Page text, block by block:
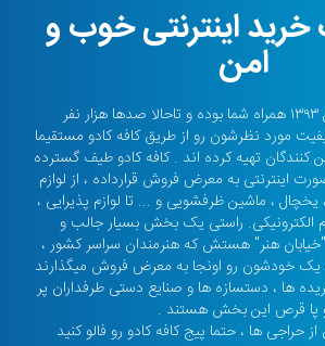
اینترنتی خوب و
امن
کافه کادو ، از سال ۱۳۹۳ همراه شما بوده و تاحالا صدها هزار نفر
مورد نظرشون رو از طریق کافه کادو مستقیما
کنندگان تهیه کرده اند . کافه کادو طیف گسترده
اینترنتی به معرض فروش قرارداده ، از لوازم
یخچال ، ماشین ظرفشویی و ... تا لوازم پذیرایی ،
الکترونیکی. راستی یک بخش بسیار جالب و
"خیابان هنر" هستش که هنرمندان سراسر کشور ،
یک خودشون رو اونجا به معرض فروش میگذارند
ها ، دستسازه ها و صنایع دستی طرفداران پر
پا قرص این بخش هستند .
حراجی ها ، حتما پیج کافه کادو رو فالو کنید